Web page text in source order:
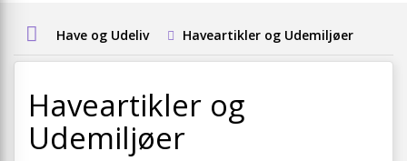
Have og Udeliv Haveartikler og Udemiljøer
Haveartikler og
Udemiljøer